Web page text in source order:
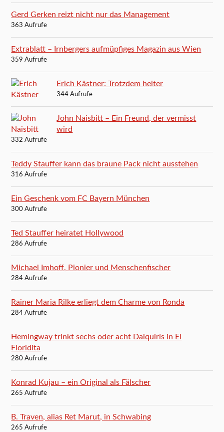
Gerd Gerken reizt nicht nur das Management
363 Aufrufe
Extrablatt – Irnbergers aufmüpfiges Magazin aus Wien
359 Aufrufe
Erich Kästner: Trotzdem heiter
344 Aufrufe
John Naisbitt – Ein Freund, der vermisst
wird
332 Aufrufe
Teddy Stauffer kann das braune Pack nicht ausstehen
316 Aufrufe
Ein Geschenk vom FC Bayern München
300 Aufrufe
Ted Stauffer heiratet Hollywood
286 Aufrufe
Michael Imhoff, Pionier und Menschenfischer
284 Aufrufe
Rainer Maria Rilke erliegt dem Charme von Ronda
284 Aufrufe
Hemingway trinkt sechs oder acht Daiquirís in El
Floridita
280 Aufrufe
Konrad Kujau – ein Original als Fälscher
265 Aufrufe
B. Traven, alias Ret Marut, in Schwabing
265 Aufrufe